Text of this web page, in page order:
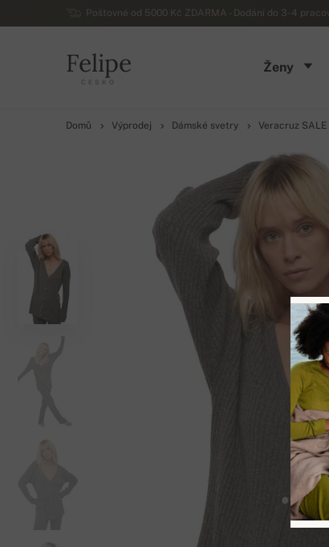
Poštovné od 5000 Kč ZDARMA - Dodání do 3-4
Felipe
ČESKO
Ženy
Domů Výprodej Dámské svetry Veracruz SALE